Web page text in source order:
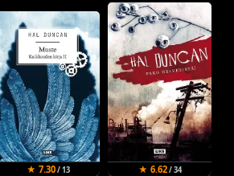
★ 7.30/ 13 ★ 6.62/ 34